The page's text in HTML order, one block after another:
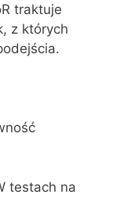
traktuje
z których
testach na